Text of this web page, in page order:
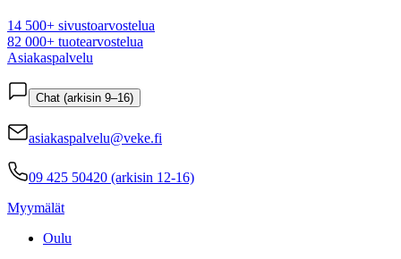
14 500+ sivustoarvostelua
82 000+ tuotearvostelua
Asiakaspalvelu
Chat (arkisin 9–16)
asiakaspalvelu@veke.fi
09 425 50420 (arkisin 12-16)
Myymälät
Oulu